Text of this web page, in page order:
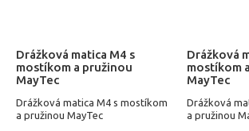
Drážková matica M4 s
mostíkom a pružinou
MayTec
Drážková matica M4 s mostíkom
a pružinou MayTec
Drážková
mostíkom
MayTec
Drážková
a pružinou